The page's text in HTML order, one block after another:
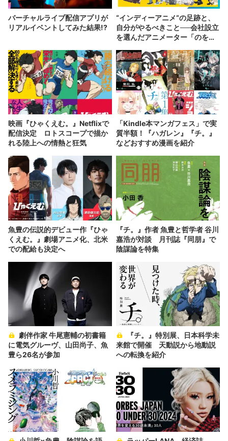
バーチャルライブ配信アプリが
リアルイベントしてみた結果!?
“インディーアニメ“の足跡と、
自分がやるべきこと──会社設立
を選んだアニメーター「のを
映画『ひゃくえむ。』Netflixで
配信決定 ロトスコープで描か
れる陸上への情熱と狂気
「Kindle本マンガフェス」で実
質半額！『ハガレン』『チ。』
などおすすめ漫画を紹介
魚豊の伝説的デビュー作『ひゃ
くえむ。』劇場アニメ化、北米
での配給も決定へ
『チ。』作者 魚豊と哲学者 谷川
嘉浩が対談 月刊誌『同朋』で
陰謀論を特集
に電気グルーヴ、山田尚子、魚
豊ら26名が参加
来館で開催 天動説から地動説
への転換を紹介